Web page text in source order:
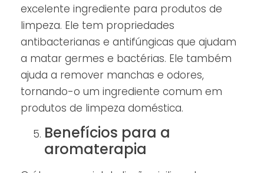
excelente ingrediente para produtos de
limpeza. Ele tem propriedades
antibacterianas e antifúngicas que ajudam
a matar germes e bactérias. Ele também
ajuda a remover manchas e odores,
tornando-o um ingrediente comum em
produtos de limpeza doméstica.
Benefícios para a
aromaterapia